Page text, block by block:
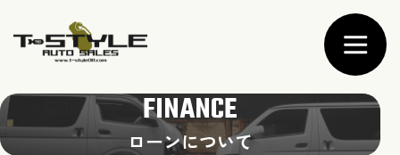
FINANCE
ローンについて